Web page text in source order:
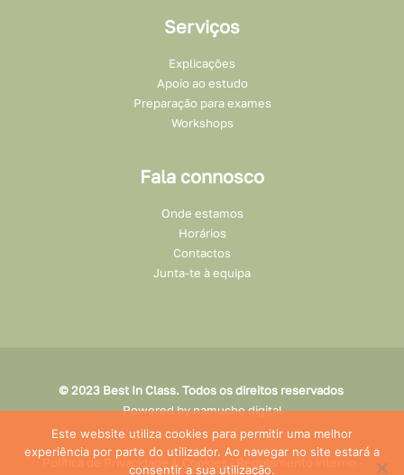
Serviços
Explicações
Apoio ao estudo
Preparação para exames
Workshops
Fala connosco
Onde estamos
Horários
Contactos
Junta-te à equipa
© 2023 Best In Class. Todos os direitos reservados
Powered bynamuche digital
Política de Privacidade & Cookies ·Regulamento interno
Este website utiliza cookies para permitir uma melhor
experiência por parte do utilizador. Ao navegar no site estará a
consentir a sua utilização.